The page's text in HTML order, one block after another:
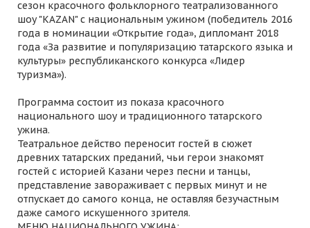
сезон красочного фольклорного театрализованного
шоу "KAZAN" с национальным ужином (победитель 2016
года в номинации «Открытие года», дипломант 2018
года «За развитие и популяризацию татарского языка и
культуры» республиканского конкурса «Лидер
туризма»).
Программа состоит из показа красочного
национального шоу и традиционного татарского
ужина.
Театральное действо переносит гостей в сюжет
древних татарских преданий, чьи герои знакомят
гостей с историей Казани через песни и танцы,
представление завораживает с первых минут и не
отпускает до самого конца, не оставляя безучастным
даже самого искушенного зрителя.